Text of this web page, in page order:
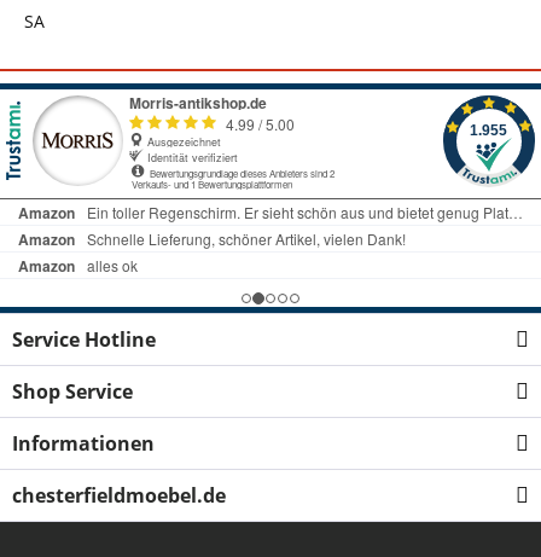
SA
Service Hotline
Shop Service
Informationen
chesterfieldmoebel.de